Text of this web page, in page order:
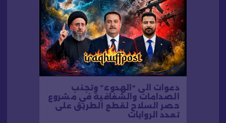
دعوات الى “الهدوء” وتجنب
الصدامات والشفافية في مشروع
حصر السلاح لقطع الطريق على
تعدد الروايات